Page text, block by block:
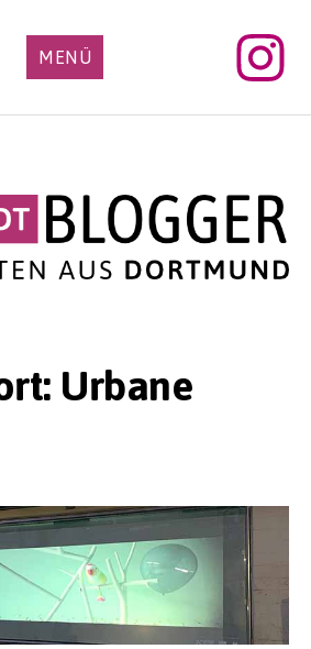
MENÜ
Urbane